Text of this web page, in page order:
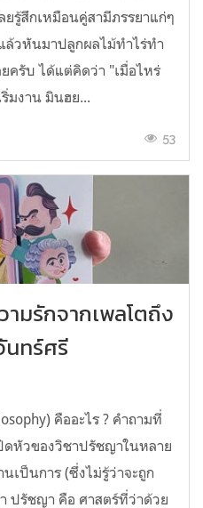
รู้สึกเหมือนคู่สามีภรรยาแก่ๆ
ล้วหันมาปลูกผลไม้ทำไร่ทำ
ครับ ได้แต่คิดว่า "เมื่อไหร่
มงาน มินฮย...
53
มรักจากเพลโตถึง
นทร์ศรี
คืออะไร ? คำถามที่
หัวของวิชาปรัชญาในหลาย
เป็นการ (ซึ่งไม่รู้ว่าจะถูก
ปรัชญา คือ ศาสตร์ที่ว่าด้วย